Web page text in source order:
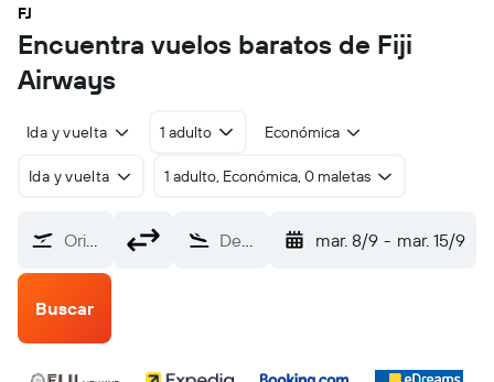
FJ
Encuentra vuelos baratos de Fiji
Airways
Ida y vuelta 1 adulto Económica
Ida y vuelta 1 adulto, Económica, 0 maletas
Origen Destino mar. 8/9 - mar. 15/9
Buscar